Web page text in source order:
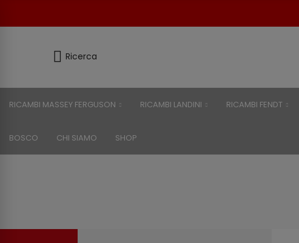
Ricerca
RICAMBI MASSEY FERGUSON RICAMBI LANDINI RICAMBI FENDT
BOSCO CHI SIAMO SHOP